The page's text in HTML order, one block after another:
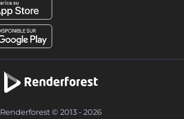
Renderforest © 2013 - 2026